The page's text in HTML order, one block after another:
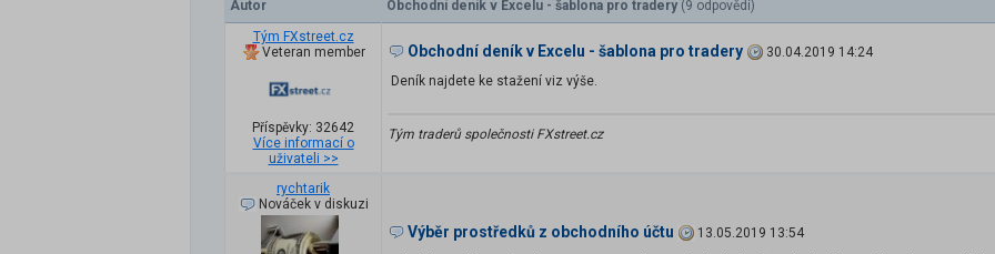
Autor Obchodní deník v Excelu - šablona pro tradery (9 odpovědí)
Tým FXstreet.cz
Veteran member
Příspěvky: 32642
Více informací o
uživateli >>
Obchodní deník v Excelu - šablona pro tradery
30.04.2019 14:24
Deník najdete ke stažení viz výše.
Tým traderů společnosti FXstreet.cz
rychtarik
Nováček v diskuzi
Výběr prostředků z obchodního účtu
13.05.2019 13:54